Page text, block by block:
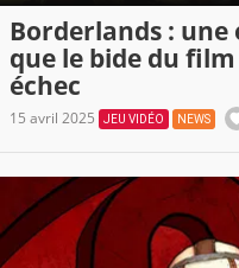
Borderlands : une
que le bide du
échec
15 avril 2025 JEU VIDÉO NEWS